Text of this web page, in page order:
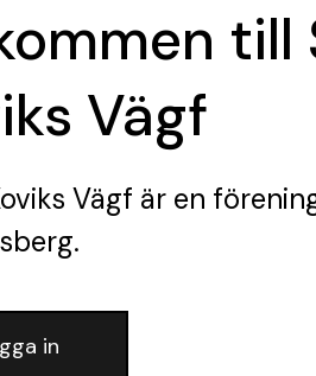
till
Vägf
Vägf är en
in